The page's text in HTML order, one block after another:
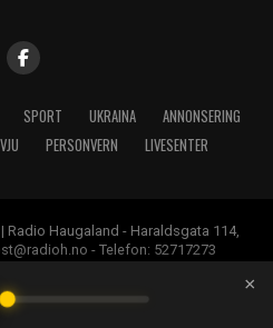
SPORT UKRAINA
ANNONSERING
PERSONVERN LIVESENTER
Radio Haugaland - Haraldsgata 114,
- Telefon: 52717273
×